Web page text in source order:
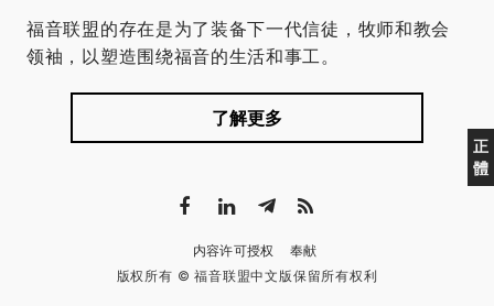
正
體
福音联盟的存在是为了装备下一代信徒，牧师和教会
领袖，以塑造围绕福音的生活和事工。
了解更多
内容许可授权
奉献
版权所有 © 福音联盟中文版保留所有权利